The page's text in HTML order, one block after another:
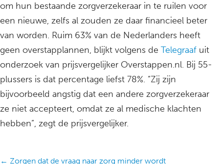
om hun bestaande zorgverzekeraar in te ruilen voor
een nieuwe, zelfs al zouden ze daar financieel beter
van worden. Ruim 63% van de Nederlanders heeft
geen overstapplannen, blijkt volgens de Telegraaf uit
onderzoek van prijsvergelijker Overstappen.nl. Bij 55-
plussers is dat percentage liefst 78%. “Zij zijn
bijvoorbeeld angstig dat een andere zorgverzekeraar
ze niet accepteert, omdat ze al medische klachten
hebben”, zegt de prijsvergelijker.
← Zorgen dat de vraag naar zorg minder wordt